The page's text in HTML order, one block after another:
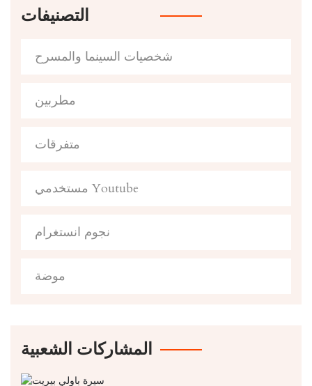
التصنيفات
شخصيات السينما والمسرح
مطربين
متفرقات
مستخدمي Youtube
نجوم انستغرام
موضة
المشاركات الشعبية